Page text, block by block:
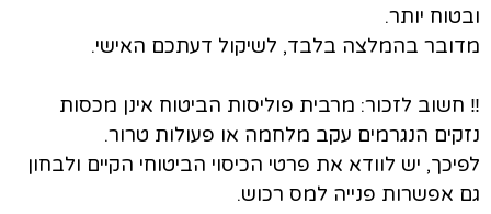
ובטוח יותר.
מדובר בהמלצה בלבד, לשיקול דעתכם האישי.
‼️ חשוב לזכור: מרבית פוליסות הביטוח אינן מכסות
נזקים הנגרמים עקב מלחמה או פעולות טרור.
לפיכך, יש לוודא את פרטי הכיסוי הביטוחי הקיים ולבחון
גם אפשרות פנייה למס רכוש.